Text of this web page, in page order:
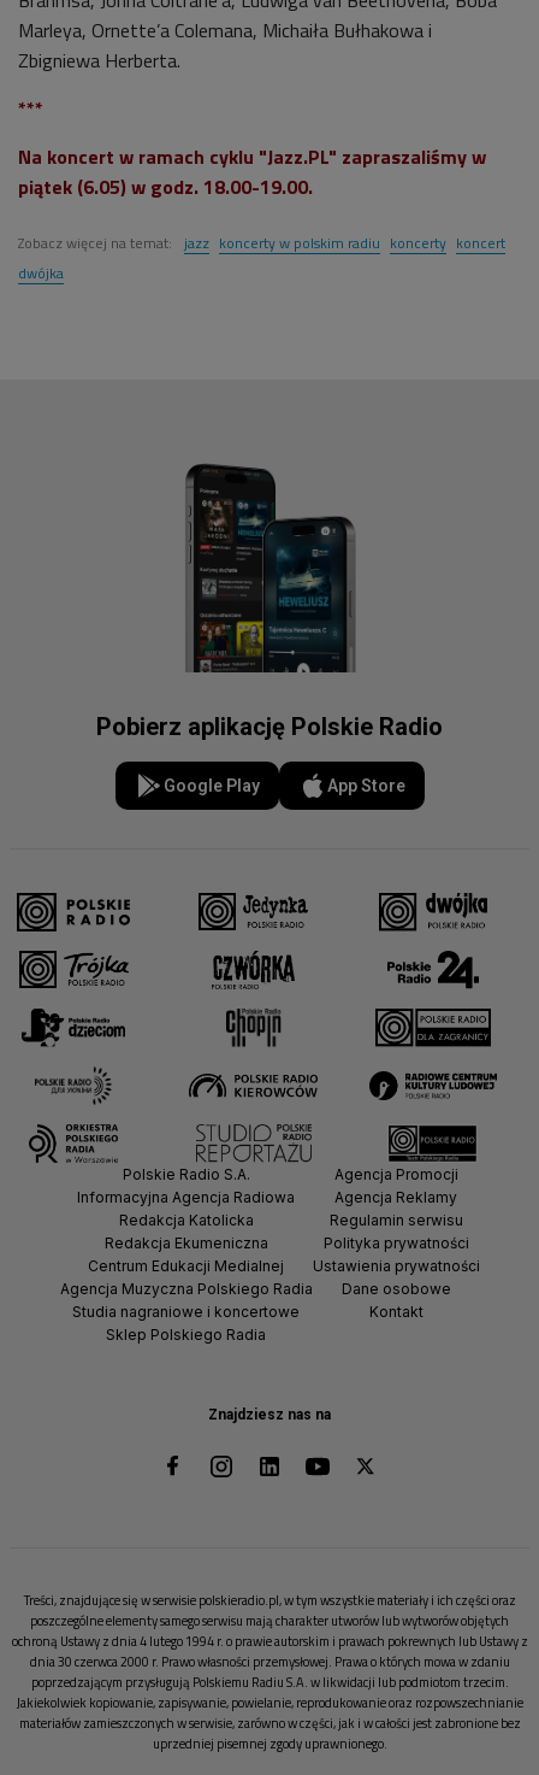
Marleya, Ornette’a Colemana, Michaiła Bułhakowa i
Zbigniewa Herberta.
***
Na koncert w ramach cyklu "Jazz.PL" zapraszaliśmy w
piątek (6.05) w godz. 18.00-19.00.
Zobacz więcej na temat: jazz koncerty w polskim radiu koncerty koncert
dwójka
Pobierz aplikację Polskie Radio
Google Play App Store
Znajdziesz nas na
Polskie Radio S.A.
Informacyjna Agencja Radiowa
Redakcja Katolicka
Redakcja Ekumeniczna
Centrum Edukacji Medialnej
Agencja Muzyczna Polskiego Radia
Studia nagraniowe i koncertowe
Sklep Polskiego Radia
Agencja Promocji
Agencja Reklamy
Regulamin serwisu
Polityka prywatności
Ustawienia prywatności
Dane osobowe
Kontakt
Treści, znajdujące się w serwisie polskieradio.pl, w tym wszystkie materiały i ich części oraz
poszczególne elementy samego serwisu mają charakter utworów lub wytworów objętych
ochroną Ustawy z dnia 4 lutego 1994 r. o prawie autorskim i prawach pokrewnych lub Ustawy z
dnia 30 czerwca 2000 r. Prawo własności przemysłowej. Prawa o których mowa w zdaniu
poprzedzającym przysługują Polskiemu Radiu S.A. w likwidacji lub podmiotom trzecim.
Jakiekolwiek kopiowanie, zapisywanie, powielanie, reprodukowanie oraz rozpowszechnianie
materiałów zamieszczonych w serwisie, zarówno w części, jak i w całości jest zabronione bez
uprzedniej pisemnej zgody uprawnionego.